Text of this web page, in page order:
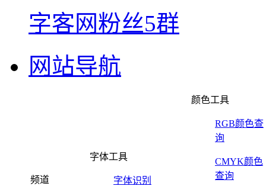
字客网粉丝5群
网站导航
频道
字体工具
字体识别
颜色工具
RGB颜色查
询
CMYK颜色
查询